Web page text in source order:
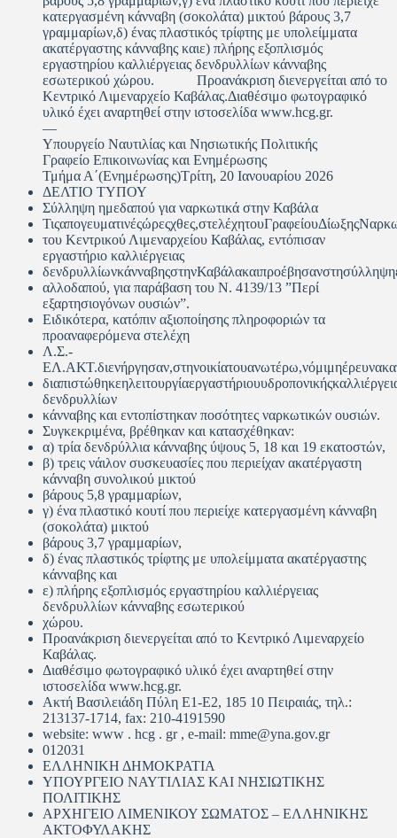
κατεργασμένη κάνναβη (σοκολάτα) μικτού βάρους 3,7
γραμμαρίων,δ) ένας πλαστικός τρίφτης με υπολείμματα
ακατέργαστης κάνναβης καιε) πλήρης εξοπλισμός
εργαστηρίου καλλιέργειας δενδρυλλίων κάνναβης
εσωτερικού χώρου. Προανάκριση διενεργείται από το
Κεντρικό Λιμεναρχείο Καβάλας.Διαθέσιμο φωτογραφικό
υλικό έχει αναρτηθεί στην ιστοσελίδα www.hcg.gr.
—
Υπουργείο Ναυτιλίας και Νησιωτικής Πολιτικής
Γραφείο Επικοινωνίας και Ενημέρωσης
Τμήμα Α΄(Ενημέρωσης)Τρίτη, 20 Ιανουαρίου 2026
ΔΕΛΤΙΟ ΤΥΠΟΥ
Σύλληψη ημεδαπού για ναρκωτικά στην Καβάλα
του Κεντρικού Λιμεναρχείου Καβάλας, εντόπισαν
εργαστήριο καλλιέργειας
αλλοδαπού, για παράβαση του N. 4139/13 ”Περί
εξαρτησιογόνων ουσιών”.
Ειδικότερα, κατόπιν αξιοποίησης πληροφοριών τα
προαναφερόμενα στελέχη
Λ.Σ.-
δενδρυλλίων
κάνναβης και εντοπίστηκαν ποσότητες ναρκωτικών ουσιών.
Συγκεκριμένα, βρέθηκαν και κατασχέθηκαν:
α) τρία δενδρύλλια κάνναβης ύψους 5, 18 και 19 εκατοστών,
β) τρεις νάιλον συσκευασίες που περιείχαν ακατέργαστη
κάνναβη συνολικού μικτού
βάρους 5,8 γραμμαρίων,
γ) ένα πλαστικό κουτί που περιείχε κατεργασμένη κάνναβη
(σοκολάτα) μικτού
βάρους 3,7 γραμμαρίων,
δ) ένας πλαστικός τρίφτης με υπολείμματα ακατέργαστης
κάνναβης και
ε) πλήρης εξοπλισμός εργαστηρίου καλλιέργειας
δενδρυλλίων κάνναβης εσωτερικού
χώρου.
Προανάκριση διενεργείται από το Κεντρικό Λιμεναρχείο
Καβάλας.
Διαθέσιμο φωτογραφικό υλικό έχει αναρτηθεί στην
ιστοσελίδα www.hcg.gr.
Ακτή Βασιλειάδη Πύλη Ε1-Ε2, 185 10 Πειραιάς, τηλ.:
213137-1714, fax: 210-4191590
website: www . hcg . gr , e-mail: mme@yna.gov.gr
012031
ΕΛΛΗΝΙΚΗ ΔΗΜΟΚΡΑΤΙΑ
ΥΠΟΥΡΓΕΙΟ ΝΑΥΤΙΛΙΑΣ ΚΑΙ ΝΗΣΙΩΤΙΚΗΣ
ΠΟΛΙΤΙΚΗΣ
ΑΡΧΗΓΕΙΟ ΛΙΜΕΝΙΚΟΥ ΣΩΜΑΤΟΣ – ΕΛΛΗΝΙΚΗΣ
ΑΚΤΟΦΥΛΑΚΗΣ